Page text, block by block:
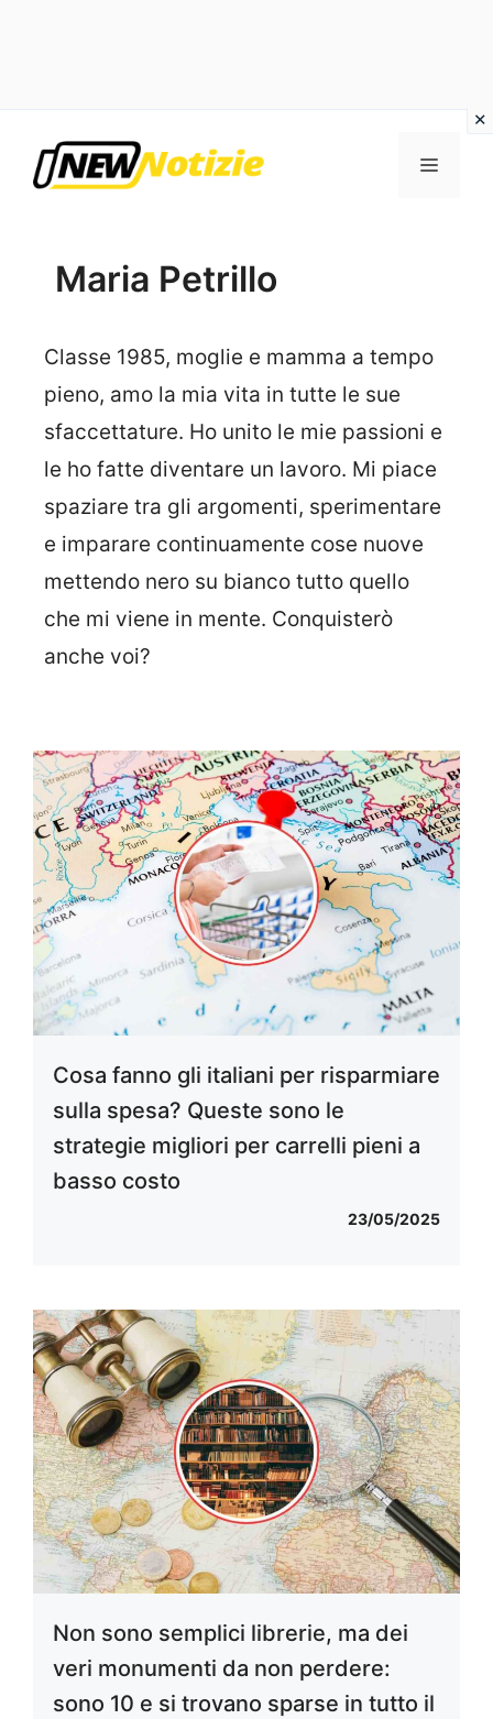
Menu
Maria Petrillo
Classe 1985, moglie e mamma a tempo
pieno, amo la mia vita in tutte le sue
sfaccettature. Ho unito le mie passioni e
le ho fatte diventare un lavoro. Mi piace
spaziare tra gli argomenti, sperimentare
e imparare continuamente cose nuove
mettendo nero su bianco tutto quello
che mi viene in mente. Conquisterò
anche voi?
Cosa fanno gli italiani per risparmiare
sulla spesa? Queste sono le
strategie migliori per carrelli pieni a
basso costo
23/05/2025
Non sono semplici librerie, ma dei
veri monumenti da non perdere:
sono 10 e si trovano sparse in tutto il